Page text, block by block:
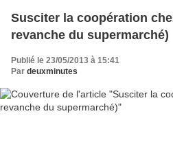
Susciter la coopération
revanche du supermarché)
Publié le 23/05/2013 à 15:41
Par deuxminutes